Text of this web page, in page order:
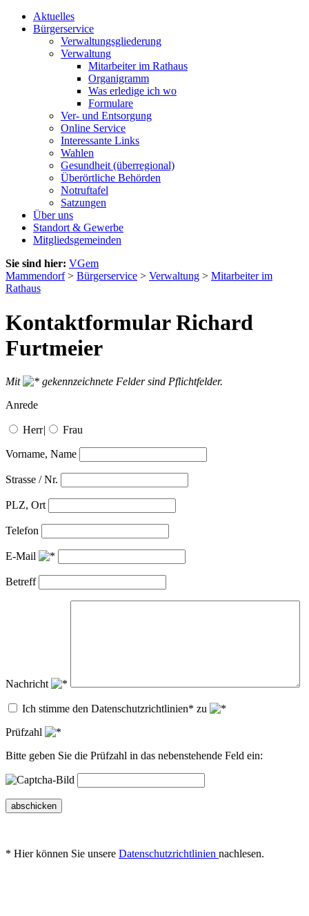
Aktuelles
Bürgerservice
Verwaltungsgliederung
Verwaltung
Mitarbeiter im Rathaus
Organigramm
Was erledige ich wo
Formulare
Ver- und Entsorgung
Online Service
Interessante Links
Wahlen
Gesundheit (überregional)
Überörtliche Behörden
Notruftafel
Satzungen
Über uns
Standort & Gewerbe
Mitgliedsgemeinden
Sie sind hier: VGem
Mammendorf> Bürgerservice > Verwaltung > Mitarbeiter im
Rathaus
Kontaktformular Richard
Furtmeier
Mit
gekennzeichnete Felder sind Pflichtfelder.
Anrede
Herr| Frau
Vorname, Name
Strasse / Nr.
PLZ, Ort
Telefon
E-Mail
Betreff
Nachricht
Ich stimme den Datenschutzrichtlinien* zu
Prüfzahl
Bitte geben Sie die Prüfzahl in das nebenstehende Feld ein:
abschicken
* Hier können Sie unsere Datenschutzrichtlinien nachlesen.